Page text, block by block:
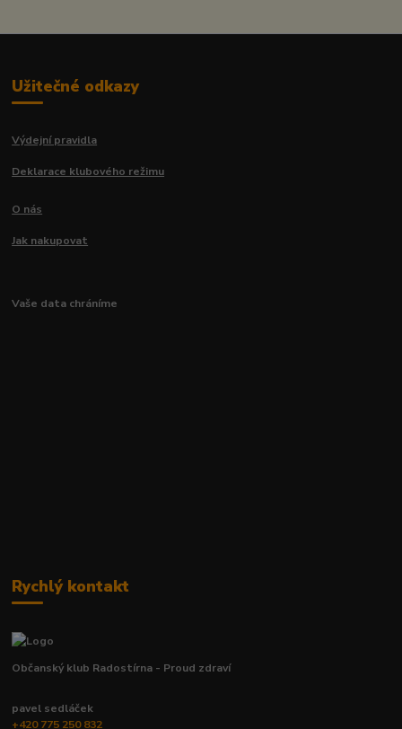
Užitečné odkazy
Výdejní pravidla
Deklarace klubového režimu
O nás
Jak nakupovat
Vaše data chráníme
Rychlý kontakt
Občanský klub Radostírna - Proud zdraví
pavel sedláček
+420 775 250 832